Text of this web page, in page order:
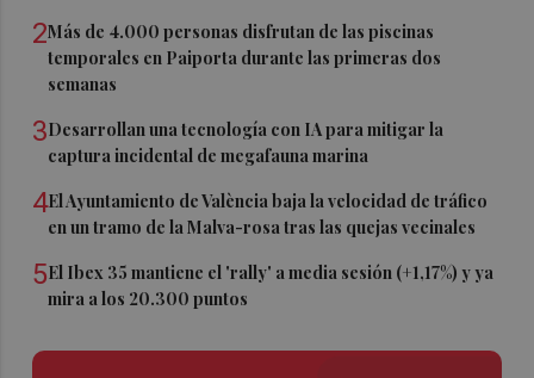
2Más de 4.000 personas disfrutan de las piscinas
temporales en Paiporta durante las primeras dos
semanas
3Desarrollan una tecnología con IA para mitigar la
captura incidental de megafauna marina
4El Ayuntamiento de València baja la velocidad de tráfico
en un tramo de la Malva-rosa tras las quejas vecinales
5El Ibex 35 mantiene el 'rally' a media sesión (+1,17%) y ya
mira a los 20.300 puntos